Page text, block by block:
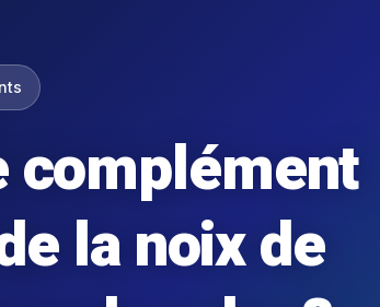
complément
la noix de